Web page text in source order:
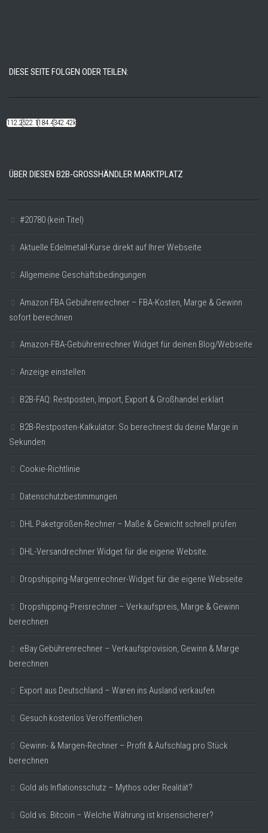
DIESE SEITE FOLGEN ODER TEILEN:
112.22k522.14k184.48k342.42k
ÜBER DIESEN B2B-GROSSHÄNDLER MARKTPLATZ
#20780 (kein Titel)
Aktuelle Edelmetall-Kurse direkt auf Ihrer Webseite
Allgemeine Geschäftsbedingungen
Amazon FBA Gebührenrechner – FBA-Kosten, Marge & Gewinn
sofort berechnen
Amazon-FBA-Gebührenrechner Widget für deinen Blog/Webseite
Anzeige einstellen
B2B-FAQ: Restposten, Import, Export & Großhandel erklärt
B2B-Restposten-Kalkulator: So berechnest du deine Marge in
Sekunden
Cookie-Richtlinie
Datenschutzbestimmungen
DHL Paketgrößen-Rechner – Maße & Gewicht schnell prüfen
DHL-Versandrechner Widget für die eigene Website.
Dropshipping-Margenrechner-Widget für die eigene Webseite
Dropshipping-Preisrechner – Verkaufspreis, Marge & Gewinn
berechnen
eBay Gebührenrechner – Verkaufsprovision, Gewinn & Marge
berechnen
Export aus Deutschland – Waren ins Ausland verkaufen
Gesuch kostenlos Veröffentlichen
Gewinn- & Margen-Rechner – Profit & Aufschlag pro Stück
berechnen
Gold als Inflationsschutz – Mythos oder Realität?
Gold vs. Bitcoin – Welche Währung ist krisensicherer?